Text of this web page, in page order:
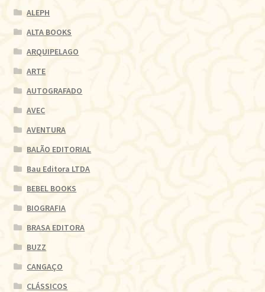
ALEPH
ALTA BOOKS
ARQUIPELAGO
ARTE
AUTOGRAFADO
AVEC
AVENTURA
BALÃO EDITORIAL
Bau Editora LTDA
BEBEL BOOKS
BIOGRAFIA
BRASA EDITORA
BUZZ
CANGAÇO
CLÁSSICOS